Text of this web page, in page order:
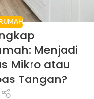
Menjadi
Mikro atau
Tangan?